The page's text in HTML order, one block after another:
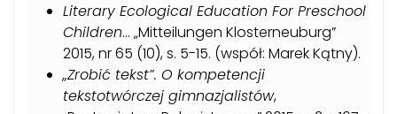
Literary Ecological Education For Preschool
Children… „Mitteilungen Klosterneuburg”
2015, nr 65 (10), s. 5-15. (współ: Marek Kątny).
„Zrobić tekst”. O kompetencji
tekstotwórczej gimnazjalistów,